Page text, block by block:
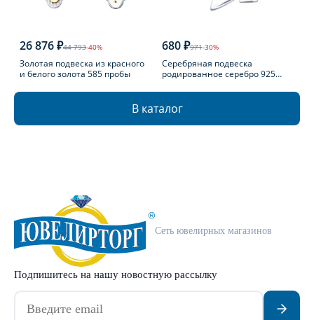
26 876 ₽44 793-40%
Золотая подвеска из красного
и белого золота 585 пробы
680 ₽971-30%
Серебряная подвеска
родированное серебро 925
В каталог
Сеть ювелирных магазинов
Подпишитесь на нашу новостную рассылку